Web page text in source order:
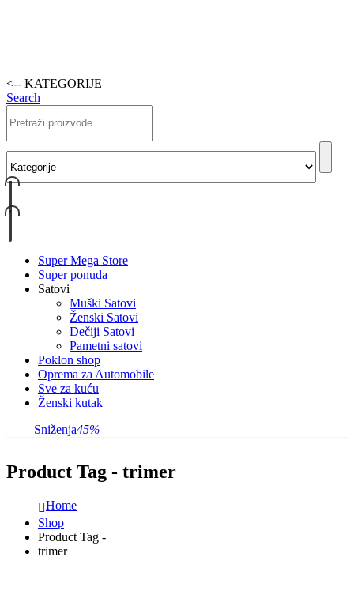
<-- KATEGORIJE
Search
Super Mega Store
Super ponuda
Satovi
Muški Satovi
Ženski Satovi
Dečiji Satovi
Pametni satovi
Poklon shop
Oprema za Automobile
Sve za kuću
Ženski kutak
Sniženja45%
Product Tag - trimer
Home
Shop
Product Tag -
trimer